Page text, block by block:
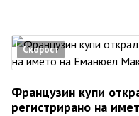
Скорост
Французин купи
регистрирано на